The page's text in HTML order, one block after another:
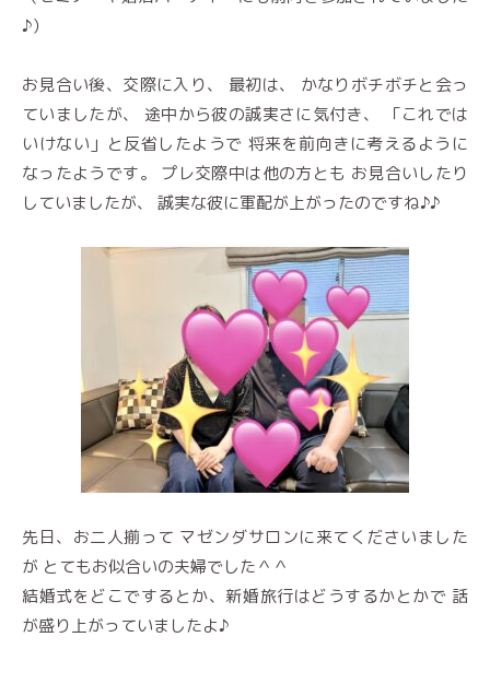
♪）
お見合い後、交際に入り、 最初は、 かなりボチボチと会っ
ていましたが、 途中から彼の誠実さに気付き、 「これでは
いけない」と反省したようで 将来を前向きに考えるように
なったようです。 プレ交際中は他の方とも お見合いしたり
していましたが、 誠実な彼に軍配が上がったのですね♪♪
先日、お二人揃って マゼンダサロンに来てくださいました
が とてもお似合いの夫婦でした＾＾
結婚式をどこでするとか、新婚旅行はどうするかとかで 話
が盛り上がっていましたよ♪